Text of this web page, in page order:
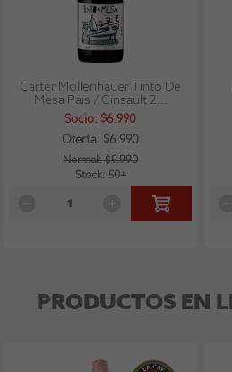
Carter Mollenhauer Tinto De
Mesa Pais / Cinsault 2...
Socio: $6.990
Oferta: $6.990
Normal: $9.990
Stock: 50+
PRODUCTOS EN